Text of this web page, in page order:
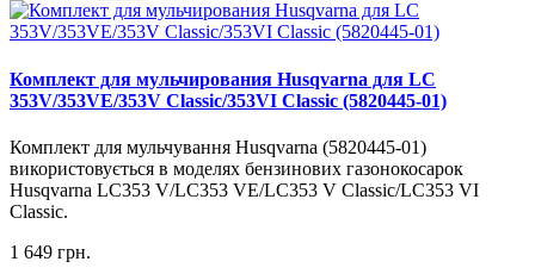
Комплект для мульчирования Husqvarna для LC
353V/353VE/353V Classic/353VI Classic (5820445-01)
Комплект для мульчування Husqvarna (5820445-01)
використовується в моделях бензинових газонокосарок
Husqvarna LC353 V/LC353 VЕ/LC353 V Classic/LC353 VІ
Classic.
1 649 грн.